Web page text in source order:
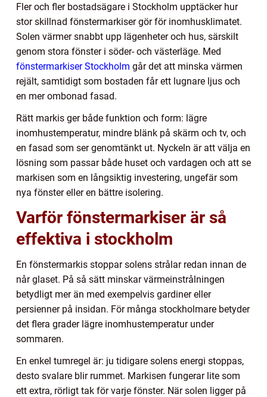
Fler och fler bostadsägare i Stockholm upptäcker hur
stor skillnad fönstermarkiser gör för inomhusklimatet.
Solen värmer snabbt upp lägenheter och hus, särskilt
genom stora fönster i söder- och västerläge. Med
fönstermarkiser Stockholm går det att minska värmen
rejält, samtidigt som bostaden får ett lugnare ljus och
en mer ombonad fasad.
Rätt markis ger både funktion och form: lägre
inomhustemperatur, mindre blänk på skärm och tv, och
en fasad som ser genomtänkt ut. Nyckeln är att välja en
lösning som passar både huset och vardagen och att se
markisen som en långsiktig investering, ungefär som
nya fönster eller en bättre isolering.
Varför fönstermarkiser är så
effektiva i stockholm
En fönstermarkis stoppar solens strålar redan innan de
når glaset. På så sätt minskar värmeinstrålningen
betydligt mer än med exempelvis gardiner eller
persienner på insidan. För många stockholmare betyder
det flera grader lägre inomhustemperatur under
sommaren.
En enkel tumregel är: ju tidigare solens energi stoppas,
desto svalare blir rummet. Markisen fungerar lite som
ett extra, rörligt tak för varje fönster. När solen ligger på